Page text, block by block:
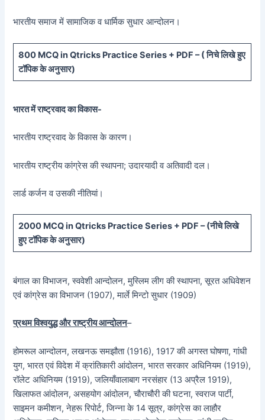
भारतीय समाज में सामाजिक व धार्मिक सुधार आन्दोलन।
800 MCQ in Qtricks Practice Series + PDF – (निचे लिखे हुए
टॉपिक के अनुसार)
भारत में राष्ट्रवाद का विकास-
भारतीय राष्ट्रवाद के विकास के कारण।
भारतीय राष्ट्रीय कांग्रेस की स्थापना; उदारयादी व अतिवादी दल।
लार्ड कर्जन व उसकी नीतियां।
2000 MCQ in Qtricks Practice Series + PDF – (नीचेलिखे
हुए टॉपिक के अनुसार)
बंगाल का विभाजन, स्ववेशी आन्दोलन, मुस्लिम लीग की स्थापना, सूरत अधिवेशन
एवं कांग्रेस का विभाजन (1907), मार्ले मिन्टो सुधार (1909)
प्रथम विश्वयुद्ध और राष्ट्रीय आन्दोलन–
होमरूल आन्दोलन, लखनऊ समझौता (1916), 1917 की अगस्त घोषणा, गांधी
युग, भारत एवं विदेश में क्रांतिकारी आंदोलन, भारत सरकार अधिनियम (1919),
रॉलेट अधिनियम (1919), जलियाँवालाबाग नरसंहार (13 अप्रैल 1919),
खिलाफत आंदोलन, असहयोग आंदोलन, चौराचौरी की घटना, स्वराज पार्टी,
साइमन कमीशन, नेहरू रिपोर्ट, जिन्ना के 14 सूत्र, कांग्रेस का लाहौर